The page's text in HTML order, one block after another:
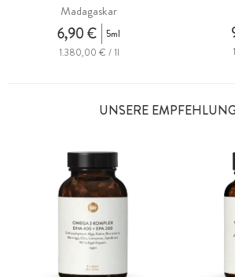
Madagaskar
6,90 €
5ml
1.380,00 € / 1l
UNSERE